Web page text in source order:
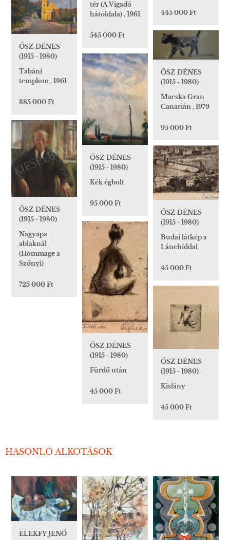
445 000 Ft
tér (A Vigadó
hátoldala) , 1961
545 000 Ft
ŐSZ DÉNES
(1915 - 1980)
Tabáni
templom , 1961
385 000 Ft
ŐSZ DÉNES
(1915 - 1980)
Macska Gran
Canarián , 1979
95 000 Ft
ŐSZ DÉNES
(1915 - 1980)
Kék égbolt
95 000 Ft
ŐSZ DÉNES
(1915 - 1980)
Nagyapa
ablaknál
(Hommage a
Szőnyi)
725 000 Ft
ŐSZ DÉNES
(1915 - 1980)
Budai látkép a
Lánchíddal
45 000 Ft
ŐSZ DÉNES
(1915 - 1980)
Fürdő után
45 000 Ft
ŐSZ DÉNES
(1915 - 1980)
Kislány
45 000 Ft
HASONLÓ ALKOTÁSOK
ELEKFY JENŐ